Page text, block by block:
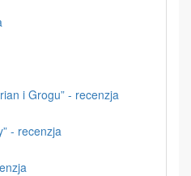
i Grogu” - recenzja
- recenzja